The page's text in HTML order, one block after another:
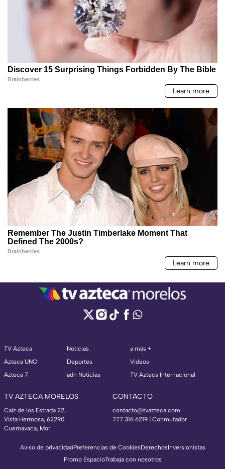
TV Azteca
Azteca UNO
Azteca 7
Noticias
Deportes
adn Noticias
a más +
Videos
TV Azteca Internacional
TV AZTECA MORELOS
Calz de los Estrada 22,
Vista Hermosa, 62290
Cuernavaca, Mor.
CONTACTO
contacto@tvazteca.com
777 316 6219 | Conmutador
Aviso de privacidadPreferencias de CookiesDerechosInversionistas
Promo EspacioTrabaja con nosotros